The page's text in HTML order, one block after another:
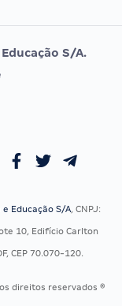
ORDEM
OAB
S/A.
Educação S/A, CNPJ:
10, Edifício Carlton
CEP 70.070-120.
direitos reservados ®